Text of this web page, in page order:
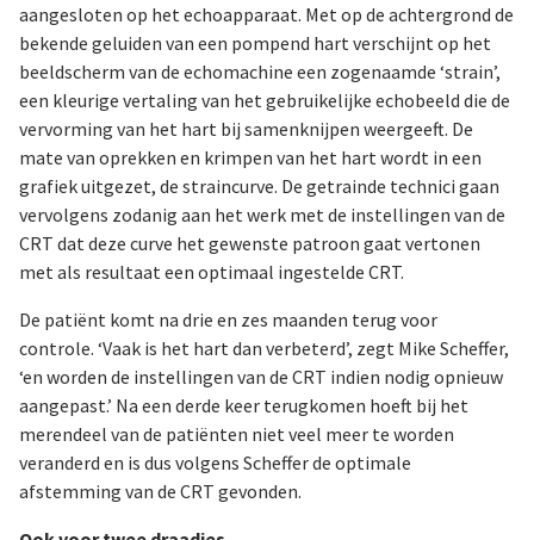
aangesloten op het echoapparaat. Met op de achtergrond de
bekende geluiden van een pompend hart verschijnt op het
beeldscherm van de echomachine een zogenaamde ‘strain’,
een kleurige vertaling van het gebruikelijke echobeeld die de
vervorming van het hart bij samenknijpen weergeeft. De
mate van oprekken en krimpen van het hart wordt in een
grafiek uitgezet, de straincurve. De getrainde technici gaan
vervolgens zodanig aan het werk met de instellingen van de
CRT dat deze curve het gewenste patroon gaat vertonen
met als resultaat een optimaal ingestelde CRT.
De patiënt komt na drie en zes maanden terug voor
controle. ‘Vaak is het hart dan verbeterd’, zegt Mike Scheffer,
‘en worden de instellingen van de CRT indien nodig opnieuw
aangepast.’ Na een derde keer terugkomen hoeft bij het
merendeel van de patiënten niet veel meer te worden
veranderd en is dus volgens Scheffer de optimale
afstemming van de CRT gevonden.